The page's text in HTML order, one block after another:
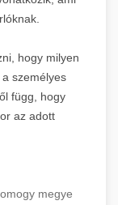
hogy milyen
személyes
függ, hogy
az adott
megye